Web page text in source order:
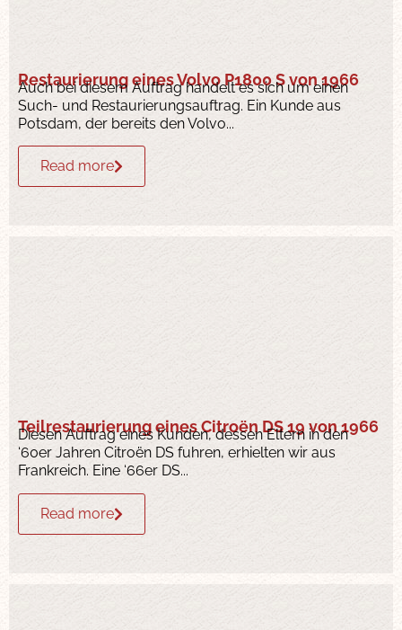
Restaurierung eines Volvo P1800 S von 1966
Auch bei diesem Auftrag handelt es sich um einen
Such- und Restaurierungsauftrag. Ein Kunde aus
Potsdam, der bereits den Volvo...
Read more
Teilrestaurierung eines Citroën DS 19 von 1966
Diesen Auftrag eines Kunden, dessen Eltern in den
‘60er Jahren Citroën DS fuhren, erhielten wir aus
Frankreich. Eine ‘66er DS...
Read more